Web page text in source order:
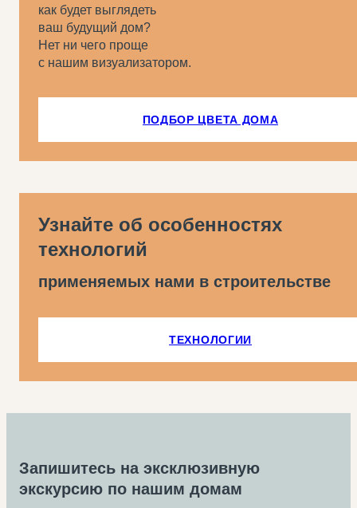
как будет выглядеть
ваш будущий дом?
Нет ни чего проще
с нашим визуализатором.
ПОДБОР ЦВЕТА ДОМА
Узнайте об особенностях
технологий
применяемых нами в строительстве
ТЕХНОЛОГИИ
Запишитесь на эксклюзивную
экскурсию по нашим домам